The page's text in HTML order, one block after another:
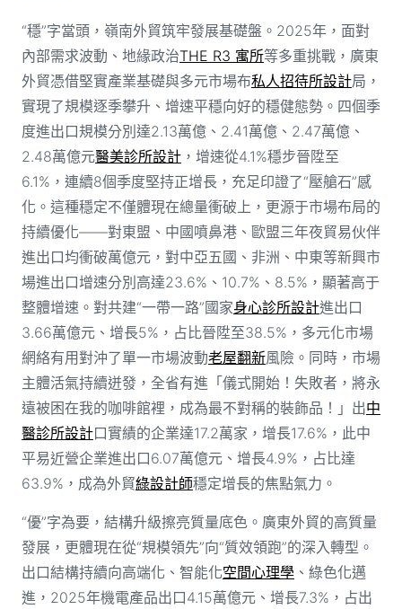
“穩”字當頭，嶺南外貿筑牢發展基礎盤。2025年，面對
內部需求波動、地緣政治THE R3 寓所等多重挑戰，廣東
外貿憑借堅實產業基礎與多元市場布私人招待所設計局，
實現了規模逐季攀升、增速平穩向好的穩健態勢。四個季
度進出口規模分別達2.13萬億、2.41萬億、2.47萬億、
2.48萬億元醫美診所設計，增速從4.1%穩步晉陞至
6.1%，連續8個季度堅持正增長，充足印證了“壓艙石”感
化。這種穩定不僅體現在總量衝破上，更源于市場布局的
持續優化——對東盟、中國噴鼻港、歐盟三年夜貿易伙伴
進出口均衝破萬億元，對中亞五國、非洲、中東等新興市
場進出口增速分別高達23.6%、10.7%、8.5%，顯著高于
整體增速。對共建“一帶一路”國家身心診所設計進出口
3.66萬億元、增長5%，占比晉陞至38.5%，多元化市場
網絡有用對沖了單一市場波動老屋翻新風險。同時，市場
主體活氣持續迸發，全省有進「儀式開始！失敗者，將永
遠被困在我的咖啡館裡，成為最不對稱的裝飾品！」出中
醫診所設計口實績的企業達17.2萬家，增長17.6%，此中
平易近營企業進出口6.07萬億元、增長4.9%，占比達
63.9%，成為外貿綠設計師穩定增長的焦點氣力。
“優”字為要，結構升級擦亮質量底色。廣東外貿的高質量
發展，更體現在從“規模領先”向“質效領跑”的深入轉型。
出口結構持續向高端化、智能化空間心理學、綠色化邁
進，2025年機電產品出口4.15萬億元、增長7.3%，占出